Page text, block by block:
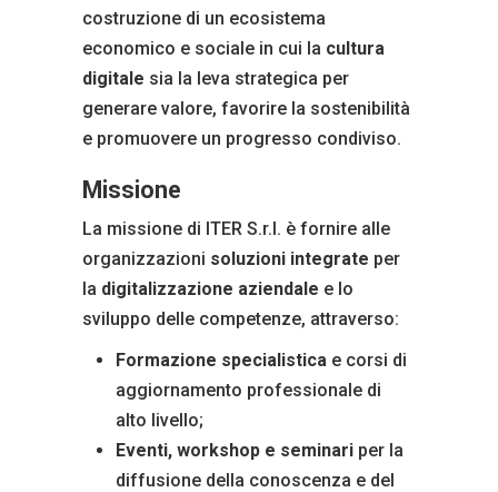
costruzione di un ecosistema
economico e sociale in cui la cultura
digitale sia la leva strategica per
generare valore, favorire la sostenibilità
e promuovere un progresso condiviso.
Missione
La missione di ITER S.r.l. è fornire alle
organizzazioni soluzioni integrate per
la digitalizzazione aziendale e lo
sviluppo delle competenze, attraverso:
Formazione specialistica e corsi di
aggiornamento professionale di
alto livello;
Eventi, workshop e seminari per la
diffusione della conoscenza e del